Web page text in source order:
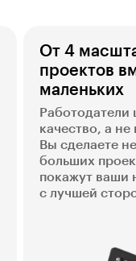
От 4
проектов
маленьких
Работодатели
качество, а не
Вы сделаете
больших
покажут ваши
с лучшей